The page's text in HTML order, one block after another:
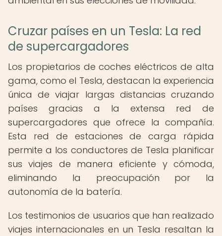
Cruzar países en un Tesla: La red
de supercargadores
Los propietarios de coches eléctricos de alta
gama, como el Tesla, destacan la experiencia
única de viajar largas distancias cruzando
países gracias a la extensa red de
supercargadores que ofrece la compañía.
Esta red de estaciones de carga rápida
permite a los conductores de Tesla planificar
sus viajes de manera eficiente y cómoda,
eliminando la preocupación por la
autonomía de la batería.
Los testimonios de usuarios que han realizado
viajes internacionales en un Tesla resaltan la